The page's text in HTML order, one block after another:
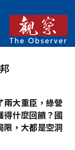
兩大重臣，綠營
得什麼回饋？國
限，大都是空洞